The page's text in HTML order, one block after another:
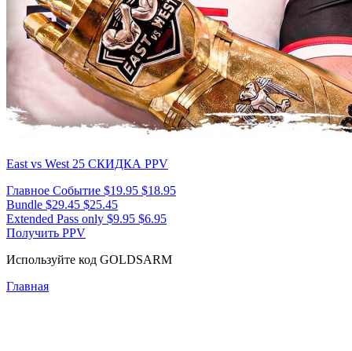
East vs West 25 СКИДКА PPV
Главное Событие $19.95 $18.95
Bundle $29.45 $25.45
Extended Pass only $9.95 $6.95
Получить PPV
Используйте код GOLDSARM
Главная